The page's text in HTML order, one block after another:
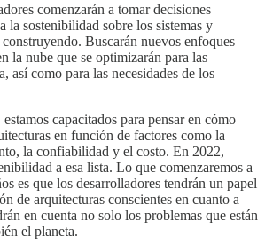
comenzarán a tomar decisiones
la sostenibilidad sobre los sistemas y
Buscarán nuevos enfoques
la nube que se optimizarán para las
así como para las necesidades de los
capacitados para pensar en cómo
en función de factores como la
la confiabilidad y el costo. En 2022,
a esa lista. Lo que comenzaremos a
es que los desarrolladores tendrán un papel
de arquitecturas conscientes en cuanto a
en cuenta no solo los problemas que están
el planeta.